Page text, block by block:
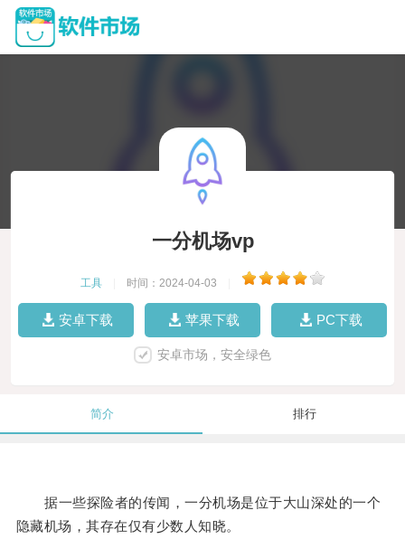
一分机场vp
工具 时间：2024-04-03
安卓下载 苹果下载 PC下载
安卓市场，安全绿色
简介 排行
据一些探险者的传闻，一分机场是位于大山深处的一个
隐藏机场，其存在仅有少数人知晓。